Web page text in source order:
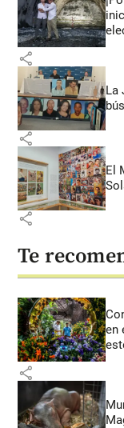
share
La
share
El
share
Te
en
share